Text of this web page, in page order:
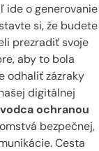
ide o generovanie
si, že budete
prezradiť svoje
aby to bola
odhaliť zázraky
digitálnej
ochranou
bezpečnej,
Cesta